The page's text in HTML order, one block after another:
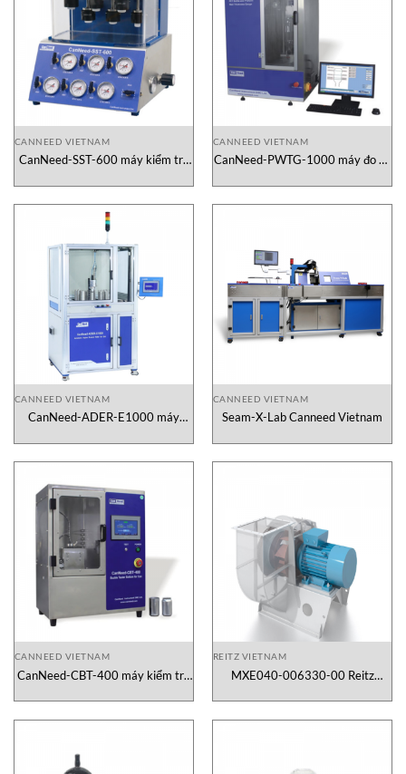
CANNEED VIETNAM
CanNeed-SST-600 máy kiểm tra
Vietnam
CANNEED VIETNAM
CanNeed-PWTG-1000 máy đo độ
CANNEED VIETNAM
CanNeed-ADER-E1000 máy
Vietnam
CANNEED VIETNAM
Seam-X-Lab Canneed Vietnam
CANNEED VIETNAM
CanNeed-CBT-400 máy kiểm tra
REITZ VIETNAM
MXE040-006330-00 Reitz